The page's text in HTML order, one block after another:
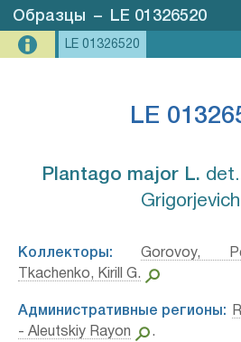
Образцы – LE 01326520
LE 01326520
LE
Plantago major L.⁣
Grigorjevich
Коллекторы: Gorovoy,
Tkachenko, Kirill G.
Административные регионы:
- Aleutskiy Rayon
.